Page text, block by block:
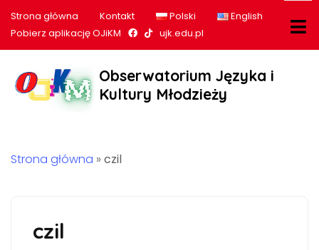
Strona główna Kontakt Polski
English
Pobierz aplikację OJiKM
Nasz profil na Facebook
Nasz profil na tiktok
ujk.edu.pl
Obserwatorium Języka i
Kultury Młodzieży
Strona główna » czil
czil